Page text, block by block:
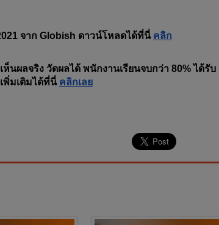
จาก Globish ดาวน์โหลดได้ที่นี่ คลิก
ผลจริง วัดผลได้ พนักงานเรียนจบกว่า 80% ได้รับ
พิ่มเติมได้ที่นี่ คลิกเลย